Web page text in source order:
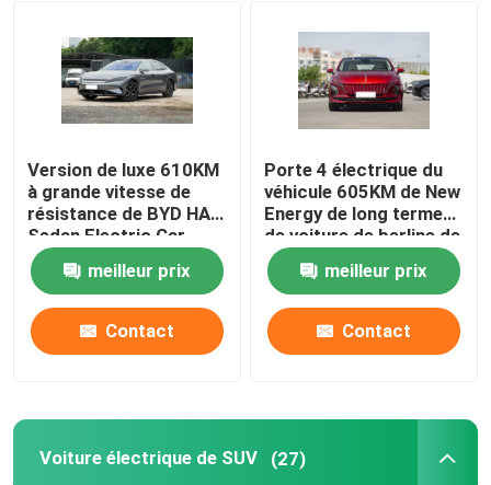
Version de luxe 610KM
à grande vitesse de
résistance de BYD HAN
Sedan Electric Car
Long
meilleur prix
Contact
Porte 4 électrique du
véhicule 605KM de New
Energy de long terme
de voiture de berline de
HongQi EQM5
meilleur prix
Contact
Voiture électrique de SUV (27)